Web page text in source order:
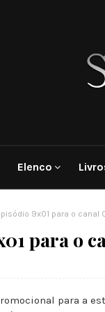
Elenco
9x01 para o canal
para o
para a